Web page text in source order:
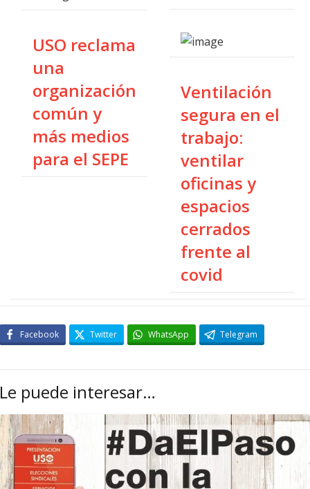
USO reclama
una
organización
común y
más medios
para el SEPE
Ventilación
segura en el
trabajo:
ventilar
oficinas y
espacios
cerrados
frente al
covid
Facebook Twitter WhatsApp Telegram
Le puede interesar…